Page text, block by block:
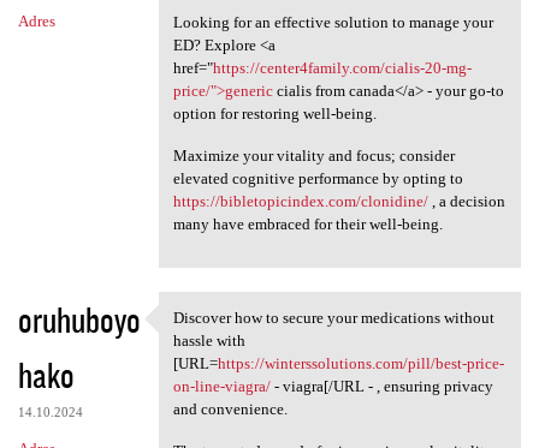
Adres
Looking for an effective solution to manage your
ED? Explore <a
href="https://center4family.com/cialis-20-mg-
price/">genericcialis from canada</a> - your go-to
option for restoring well-being.
Maximize your vitality and focus; consider
elevated cognitive performance by opting to
https://bibletopicindex.com/clonidine/, a decision
many have embraced for their well-being.
oruhuboyo
hako
14.10.2024
Discover how to secure your
Discover how to secure your medications without
hassle with
[URL=https://winterssolutions.com/pill/best-price-
on-line-viagra/- viagra[/URL - , ensuring privacy
and convenience.